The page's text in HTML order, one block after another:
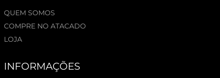
QUEM SOMOS
COMPRE NO ATACADO
LOJA
INFORMAÇÕES